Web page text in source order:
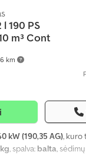
km
l 190 PS
m³ Cont
kW (190,35 AG), kuro
, spalva: balta,